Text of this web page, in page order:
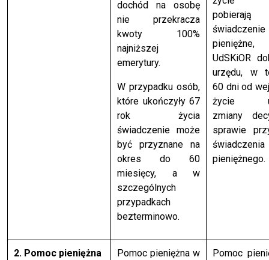
dochód na osobę
nie przekracza
kwoty 100%
najniższej
emerytury.
W przypadku osób,
które ukończyły 67
rok życia
świadczenie może
być przyznane na
okres do 60
miesięcy, a w
szczególnych
przypadkach
bezterminowo.
pobierają
świadczenie
UdSKiOR
urzędu, w
60 dni od
życie
zmiany
sprawie
świadczenia
pieniężnego.
2. Pomoc pieniężna
Pomoc pieniężna w
Pomoc